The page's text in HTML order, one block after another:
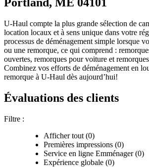
U-Haul compte la plus grande sélection de
location locaux et à sens unique dans votre
processus de déménagement simple lorsque
ou une remorque, ce qui comprend :
ouvertes, remorques pour voiture et
Combinez vos efforts de déménagement en
remorque à U-Haul dès aujourd’hui!
Évaluations des clients
Filtre :
Afficher tout (0)
Premières impressions (0)
Service en ligne Emménager (0)
Expérience globale (0)